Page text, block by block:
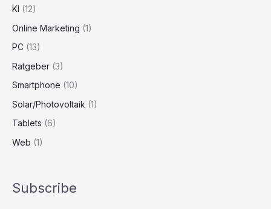
KI (12)
Online Marketing (1)
PC (13)
Ratgeber (3)
Smartphone (10)
Solar/Photovoltaik (1)
Tablets (6)
Web (1)
Subscribe